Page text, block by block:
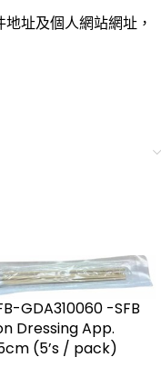
址及個人網站網址，
GDA310060 -SFB
Dressing App.
(5’s / pack)